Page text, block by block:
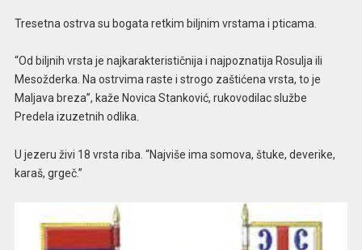
Tresetna ostrva su bogata retkim biljnim vrstama i pticama.
“Od biljnih vrsta je najkarakterističnija i najpoznatija Rosulja ili
Mesožderka. Na ostrvima raste i strogo zaštićena vrsta, to je
Maljava breza”, kaže Novica Stanković, rukovodilac službe
Predela izuzetnih odlika.
U jezeru živi 18 vrsta riba. “Najviše ima somova, štuke, deverike,
karaš, grgeč.”